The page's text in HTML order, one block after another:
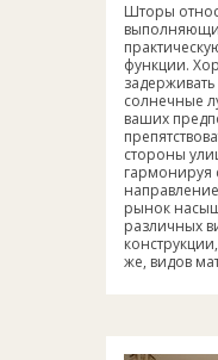
Шторы
функции.
солнечные
ваших
стороны
гармонируя
рынок
различных
же, видов